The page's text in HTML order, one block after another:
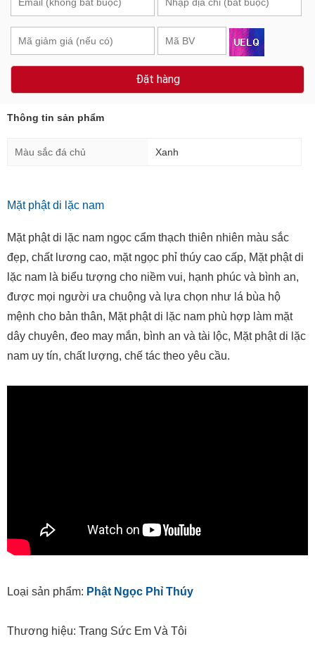
Đặt hàng
Thông tin sản phẩm
Màu sắc đá chủ Xanh
Mặt phật di lặc nam
Mặt phật di lặc nam ngọc cẩm thạch thiên nhiên màu sắc
đẹp, chất lương cao, mặt ngọc phỉ thúy cao cấp, Mặt phật di
lặc nam là biểu tượng cho niềm vui, hạnh phúc và bình an,
được mọi người ưa chuộng và lựa chọn như lá bùa hộ
mệnh cho bản thân, Mặt phật di lặc nam phù hợp làm mặt
dây chuyên, đeo may mắn, bình an và tài lộc, Mặt phật di lặc
nam uy tín, chất lượng, chế tác theo yêu cầu.
Loại sản phẩm: Phật Ngọc Phỉ Thúy
Thương hiệu: Trang Sức Em Và Tôi